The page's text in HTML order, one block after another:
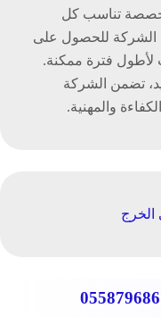
تناسب كل
الشركة للحصول على
لأطول فترة ممكنة.
تضمن الشركة
والمهنية.